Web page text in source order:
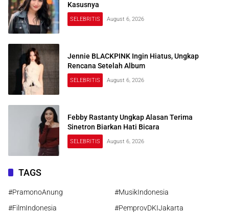
Kasusnya
SELEBRITIS August 6, 2026
Jennie BLACKPINK Ingin Hiatus, Ungkap
Rencana Setelah Album
SELEBRITIS August 6, 2026
Febby Rastanty Ungkap Alasan Terima
Sinetron Biarkan Hati Bicara
SELEBRITIS August 6, 2026
TAGS
#PramonoAnung
#MusikIndonesia
#FilmIndonesia
#PemprovDKIJakarta